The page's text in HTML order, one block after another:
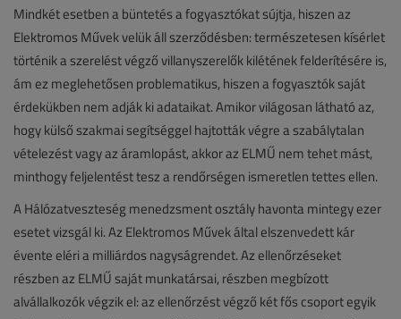
Mindkét esetben a büntetés a fogyasztókat sújtja, hiszen az
Elektromos Művek velük áll szerződésben: természetesen kísérlet
történik a szerelést végző villanyszerelők kilétének felderítésére is,
ám ez meglehetősen problematikus, hiszen a fogyasztók saját
érdekükben nem adják ki adataikat. Amikor világosan látható az,
hogy külső szakmai segítséggel hajtották végre a szabálytalan
vételezést vagy az áramlopást, akkor az ELMŰ nem tehet mást,
minthogy feljelentést tesz a rendőrségen ismeretlen tettes ellen.
A Hálózatveszteség menedzsment osztály havonta mintegy ezer
esetet vizsgál ki. Az Elektromos Művek által elszenvedett kár
évente eléri a milliárdos nagyságrendet. Az ellenőrzéseket
részben az ELMŰ saját munkatársai, részben megbízott
alvállalkozók végzik el: az ellenőrzést végző két fős csoport egyik